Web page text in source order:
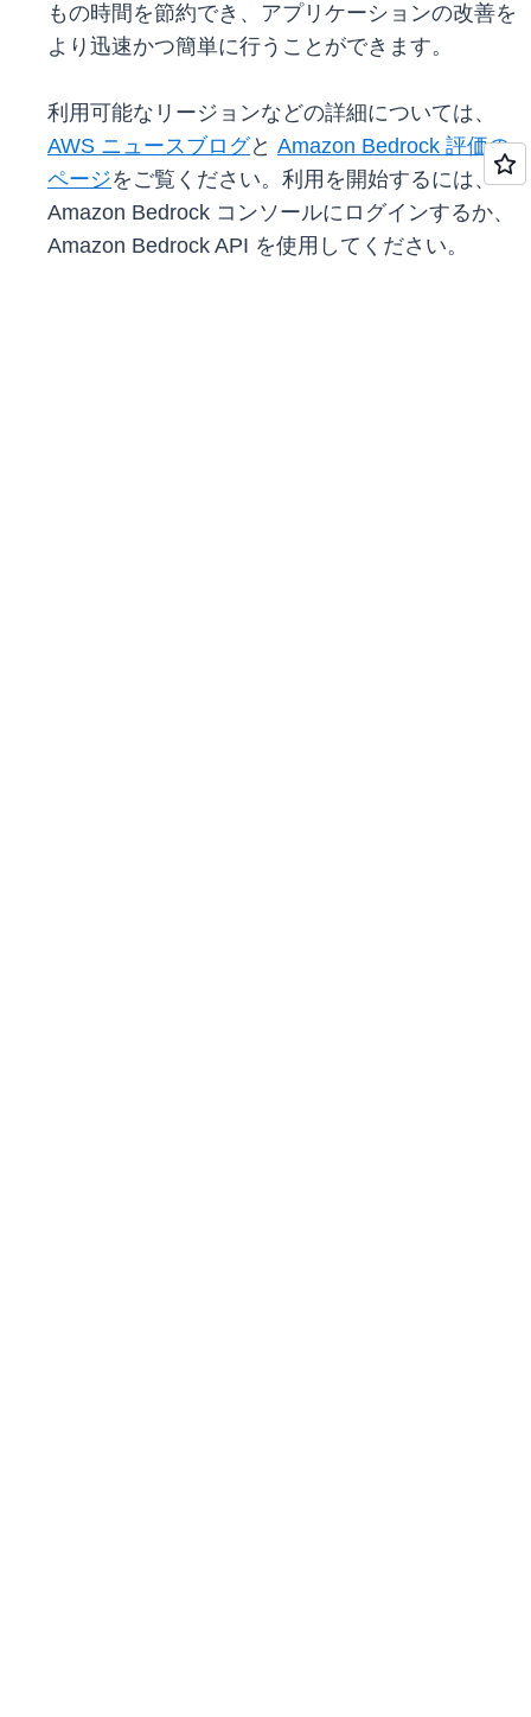
もの時間を節約でき、アプリケーションの改善を
より迅速かつ簡単に行うことができます。
利用可能なリージョンなどの詳細については、
AWS ニュースブログと Amazon Bedrock 評価の
ページをご覧ください。利用を開始するには、
Amazon Bedrock コンソールにログインするか、
Amazon Bedrock API を使用してください。